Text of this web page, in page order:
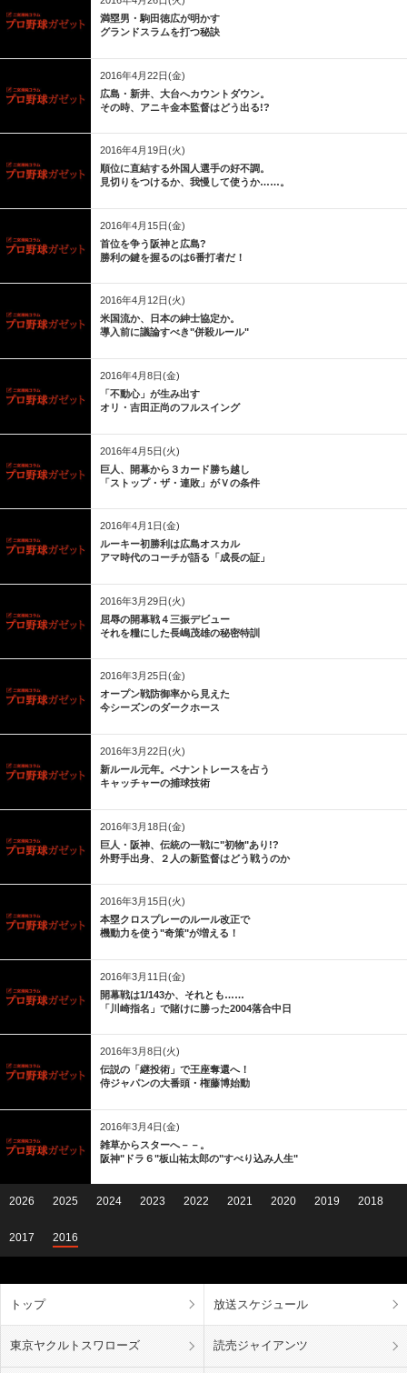
満塁男・駒田徳広が明かす
グランドスラムを打つ秘訣
2016年4月22日(金)
広島・新井、大台へカウントダウン。
その時、アニキ金本監督はどう出る!?
2016年4月19日(火)
順位に直結する外国人選手の好不調。
見切りをつけるか、我慢して使うか……。
2016年4月15日(金)
首位を争う阪神と広島?
勝利の鍵を握るのは6番打者だ！
2016年4月12日(火)
米国流か、日本の紳士協定か。
導入前に議論すべき"併殺ルール"
2016年4月8日(金)
「不動心」が生み出す
オリ・吉田正尚のフルスイング
2016年4月5日(火)
巨人、開幕から３カード勝ち越し
「ストップ・ザ・連敗」がＶの条件
2016年4月1日(金)
ルーキー初勝利は広島オスカル
アマ時代のコーチが語る「成長の証」
2016年3月29日(火)
屈辱の開幕戦４三振デビュー
それを糧にした長嶋茂雄の秘密特訓
2016年3月25日(金)
オープン戦防御率から見えた
今シーズンのダークホース
2016年3月22日(火)
新ルール元年。ペナントレースを占う
キャッチャーの捕球技術
2016年3月18日(金)
巨人・阪神、伝統の一戦に"初物"あり!?
外野手出身、２人の新監督はどう戦うのか
2016年3月15日(火)
本塁クロスプレーのルール改正で
機動力を使う"奇策"が増える！
2016年3月11日(金)
開幕戦は1/143か、それとも……
「川崎指名」で賭けに勝った2004落合中日
2016年3月8日(火)
伝説の「継投術」で王座奪還へ！
侍ジャパンの大番頭・権藤博始動
2016年3月4日(金)
雑草からスターへ－－。
阪神"ドラ６"板山祐太郎の"すべり込み人生"
2026 2025 2024 2023 2022 2021 2020 2019 2018
2017 2016
トップ 放送スケジュール
東京ヤクルトスワローズ 読売ジャイアンツ